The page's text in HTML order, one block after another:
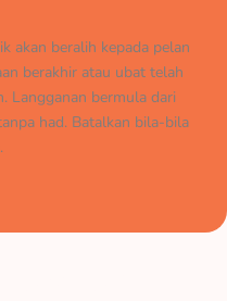
akan beralih kepada pelan
berakhir atau ubat telah
Langganan bermula dari
had. Batalkan bila-bila